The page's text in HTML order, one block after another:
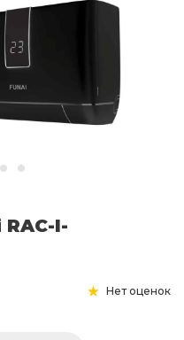
I-
Нет оценок